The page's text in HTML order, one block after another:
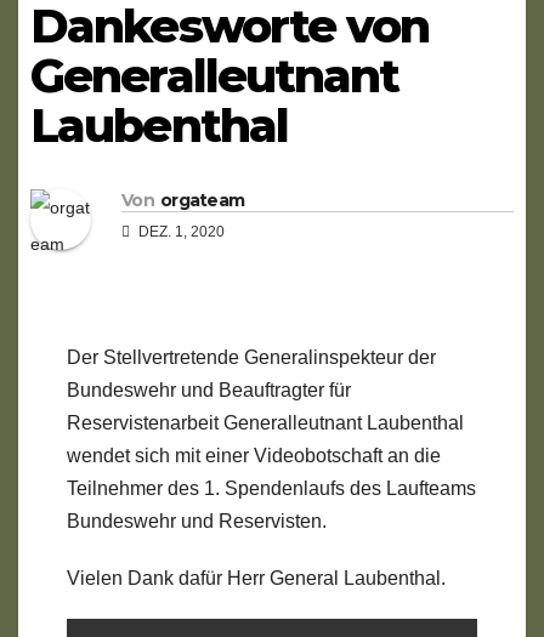
Dankesworte von
Generalleutnant
Laubenthal
Von orgateam
DEZ. 1, 2020
Der Stellvertretende Generalinspekteur der
Bundeswehr und Beauftragter für
Reservistenarbeit Generalleutnant Laubenthal
wendet sich mit einer Videobotschaft an die
Teilnehmer des 1. Spendenlaufs des Laufteams
Bundeswehr und Reservisten.
Vielen Dank dafür Herr General Laubenthal.